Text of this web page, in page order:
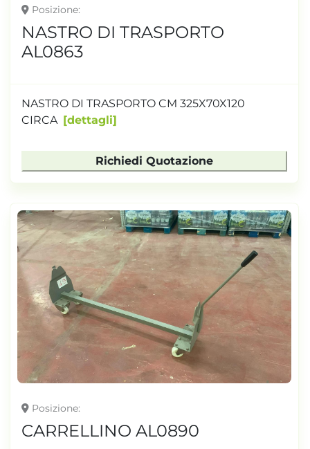
Posizione
NASTRO DI TRASPORTO
AL0863
NASTRO DI TRASPORTO CM 325X70X120
CIRCA
dettagli
Richiedi Quotazione
Posizione
CARRELLINO AL0890